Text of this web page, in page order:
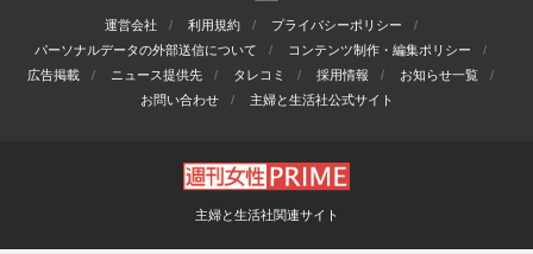
運営会社 利用規約
プライバシーポリシー
パーソナルデータの外部送信について
コンテンツ制作・編集ポリシー
広告掲載
ニュース提供先 タレコミ 採用情報
お知らせ一覧
お問い合わせ
主婦と生活社公式サイト
主婦と生活社関連サイト